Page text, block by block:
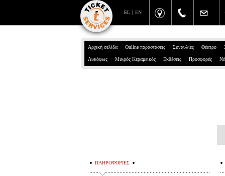
EN
EL
Αρχική σελίδα Online παραστάσεις Συναυλίες Θέατρο
Λυκόφως Μικρός Κεραμεικός Εκθέσεις Προσφορές
ΠΛΗΡΟΦΟΡΙΕΣ